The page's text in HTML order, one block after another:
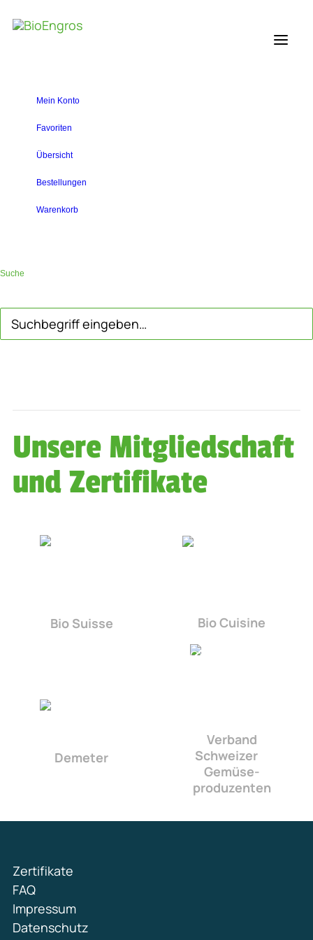
Mein Konto
Favoriten
Übersicht
Bestellungen
Warenkorb
Suche
Unsere Mitgliedschaft
und Zertifikate
Bio Suisse Bio Cuisine
Demeter
Verband
Schweizer
Gemüse­
produzenten
Zertifikate
FAQ
Impressum
Datenschutz